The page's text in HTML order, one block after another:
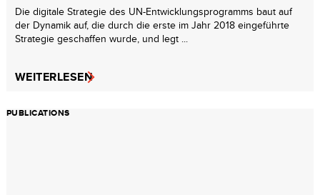
Die digitale Strategie des UN-Entwicklungsprogramms baut auf
der Dynamik auf, die durch die erste im Jahr 2018 eingeführte
Strategie geschaffen wurde, und legt ...
WEITERLESEN
PUBLICATIONS